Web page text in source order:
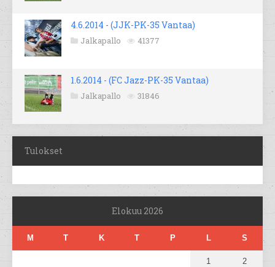
4.6.2014 - (JJK-PK-35 Vantaa)
Jalkapallo 41377
1.6.2014 - (FC Jazz-PK-35 Vantaa)
Jalkapallo 31846
Tulokset
Elokuu 2026
M T K T P L S
1 2